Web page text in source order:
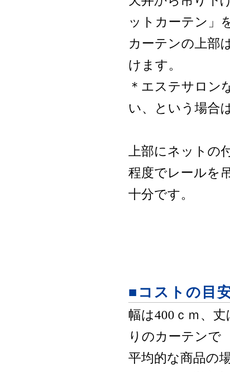
ットカーテン」
カーテンの上部
けます。
＊エステサロン
い、という場合
上部にネットの
程度でレールを
十分です。
■コストの目
幅は400ｃｍ、
りのカーテンで
平均的な商品